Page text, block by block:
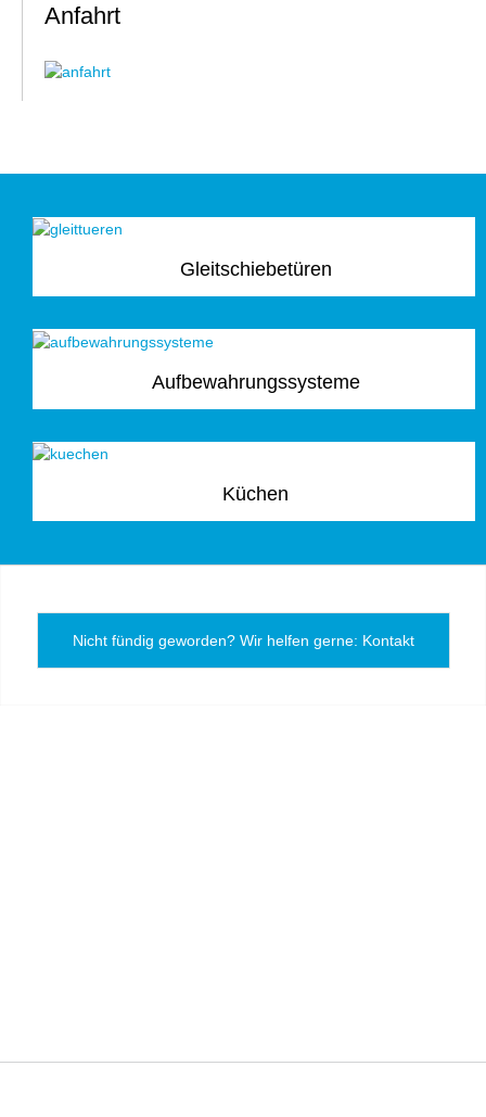
Anfahrt
Gleitschiebetüren
Aufbewahrungssysteme
Küchen
Nicht fündig geworden? Wir helfen gerne: Kontakt